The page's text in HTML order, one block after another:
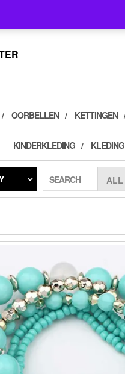
OORBELLEN KETTINGEN
KINDERKLEDING KLEDING
SEARCH